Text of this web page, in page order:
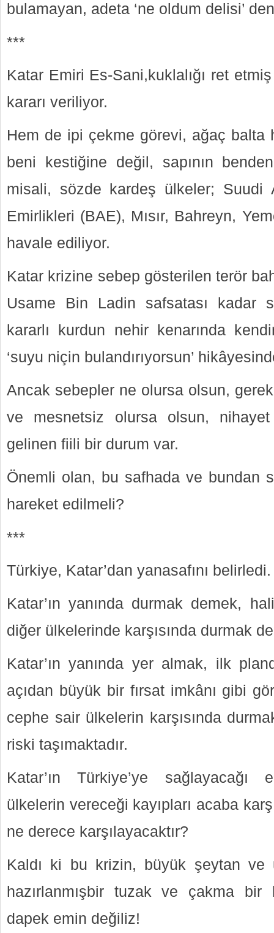
bulamayan, adeta ‘ne oldum delisi’
***
Katar Emiri Es-Sani,kuklalığı ret
kararı veriliyor.
Hem de ipi çekme görevi, ağaç balta
beni kestiğine değil, sapının
misali, sözde kardeş ülkeler; Suudi
Emirlikleri (BAE), Mısır, Bahreyn,
havale ediliyor.
Katar krizine sebep gösterilen terör
Usame Bin Ladin safsatası kadar
kararlı kurdun nehir kenarında
‘suyu niçin bulandırıyorsun’
Ancak sebepler ne olursa olsun,
ve mesnetsiz olursa olsun,
gelinen fiili bir durum var.
Önemli olan, bu safhada ve bundan
hareket edilmeli?
***
Türkiye, Katar’dan yanasafını belirledi.
Katar’ın yanında durmak demek,
diğer ülkelerinde karşısında durmak
Katar’ın yanında yer almak, ilk
açıdan büyük bir fırsat imkânı gibi
cephe sair ülkelerin karşısında
riski taşımaktadır.
Katar’ın Türkiye’ye sağlayacağı
ülkelerin vereceği kayıpları acaba
ne derece karşılayacaktır?
Kaldı ki bu krizin, büyük şeytan ve
hazırlanmışbir tuzak ve çakma bir
dapek emin değiliz!